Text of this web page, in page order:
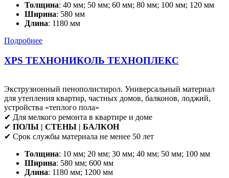
Толщина: 40 мм; 50 мм; 60 мм; 80 мм; 100 мм; 120 мм
Ширина: 580 мм
Длина: 1180 мм
Подробнее
XPS ТЕХНОНИКОЛЬ ТЕХНОПЛЕКС
Экструзионный пенополистирол. Универсальный материал
для утепления квартир, частных домов, балконов, лоджий,
устройства «теплого пола»
✔ Для мелкого ремонта в квартире и доме
✔ ПОЛЫ | СТЕНЫ | БАЛКОН
✔ Срок службы материала не менее 50 лет
Толщина: 10 мм; 20 мм; 30 мм; 40 мм; 50 мм; 100 мм
Ширина: 580 мм; 600 мм
Длина: 1180 мм; 1200 мм